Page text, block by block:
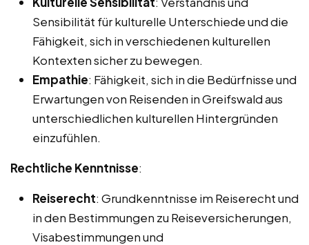
Sensibilität für kulturelle Unterschiede und die
Fähigkeit, sich in verschiedenen kulturellen
Kontexten sicher zu bewegen.
Empathie: Fähigkeit, sich in die Bedürfnisse und
Erwartungen von Reisenden in Greifswald aus
unterschiedlichen kulturellen Hintergründen
einzufühlen.
Rechtliche Kenntnisse:
Reiserecht: Grundkenntnisse im Reiserecht und
in den Bestimmungen zu Reiseversicherungen,
Visabestimmungen und